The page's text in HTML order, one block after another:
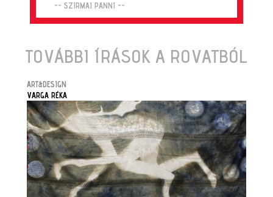
-- SZIRMAI PANNI --
TOVÁBBI ÍRÁSOK A ROVATBÓL
ART&DESIGN
VARGA RÉKA